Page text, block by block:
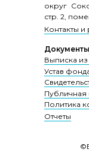
Политика
Публичная
Устав
Выписка
Отчеты
округ
стр. 2,
Контакты и